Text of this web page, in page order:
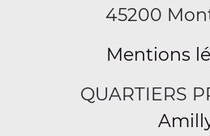
45200
Mentions
QUARTIERS